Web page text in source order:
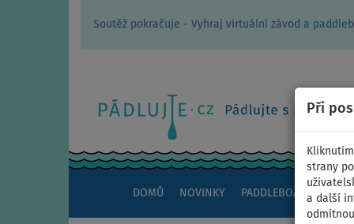
Soutěž pokračuje - Vyhraj virtuální závod a
Při
strany
a další
DOMŮ NOVINKY PADDLEBOARDY